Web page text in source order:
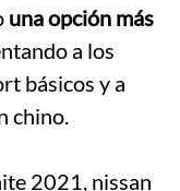
una opción más
a los
básicos y a
chino.